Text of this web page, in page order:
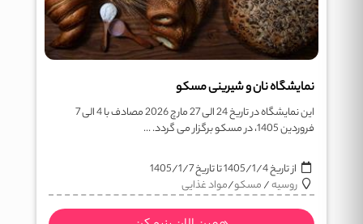
نمایشگاه نان و شیرینی مسکو
این نمایشگاه در تاریخ 24 الی 27 مارچ 2026 مصادف با 4 الی 7
فروردین 1405، در مسکو برگزار می گردد. ...
از تاریخ1405/1/4تا تاریخ1405/1/7
روسیه/مسکو/مواد غذایی